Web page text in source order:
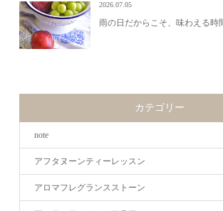
2026.07.05
雨の日だからこそ、味わえる時
カテゴリー
note
アフタヌーンティーレッスン
アロマフレグランスストーン